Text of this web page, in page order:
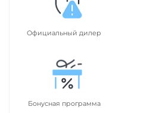
Официальный дилер
Бонусная программа